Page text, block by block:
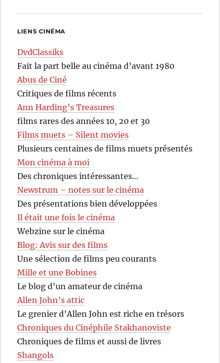
LIENS CINÉMA
DvdClassiks
Fait la part belle au cinéma d’avant 1980
Abus de Ciné
Critiques de films récents
Ann Harding’s Treasures
films rares des années 10, 20 et 30
Films muets – Silent movies
Plusieurs centaines de films muets présentés
Mon cinéma à moi
Des chroniques intéressantes…
Newstrum – notes sur le cinéma
Des présentations bien développées
Il était une fois le cinéma
Webzine sur le cinéma
Blog: Avis sur des films
Une sélection de films peu courants
Mille et une Bobines
Le blog d’un amateur de cinéma
Allen John’s attic
Le grenier d’Allen John est riche en trésors
Chroniques du Cinéphile Stakhanoviste
Chroniques de films et aussi de livres
Shangols